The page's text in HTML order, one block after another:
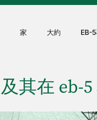
家 大約 EB-
其在 eb-